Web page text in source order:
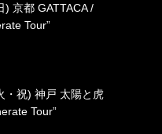
) 京都 GATTACA /
Tour”
・祝) 神戸 太陽と虎
Tour”